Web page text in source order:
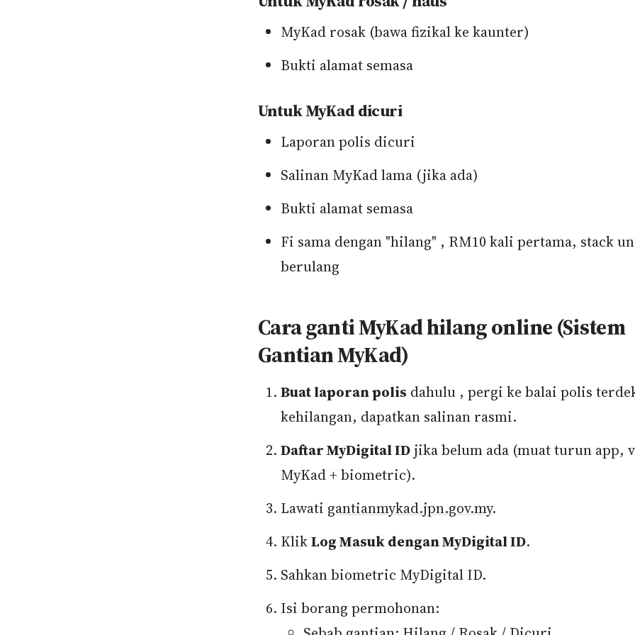
MyKad rosak (bawa fizikal ke kaunter)
Bukti alamat semasa
Untuk MyKad dicuri
Laporan polis dicuri
Salinan MyKad lama (jika ada)
Bukti alamat semasa
Fi sama dengan "hilang" , RM10 kali pertama, stack
berulang
Cara ganti MyKad hilang online (Sistem
Gantian MyKad)
Buat laporan polis dahulu , pergi ke balai polis
kehilangan, dapatkan salinan rasmi.
Daftar MyDigital ID jika belum ada (muat turun app,
MyKad + biometric).
Lawati gantianmykad.jpn.gov.my.
KlikLog Masuk dengan MyDigital ID.
Sahkan biometric MyDigital ID.
Isi borang permohonan: